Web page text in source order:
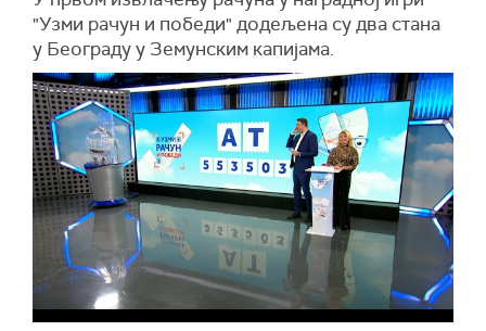
"Узми рачун и победи" додељена су два стана
у Београду у Земунским капијама.